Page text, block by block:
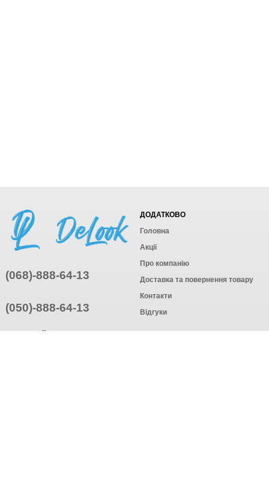
(068)-888-64-13
(050)-888-64-13
ДОДАТКОВО
Головна
Акції
Про компанію
Доставка та повернення товару
Контакти
Відгуки